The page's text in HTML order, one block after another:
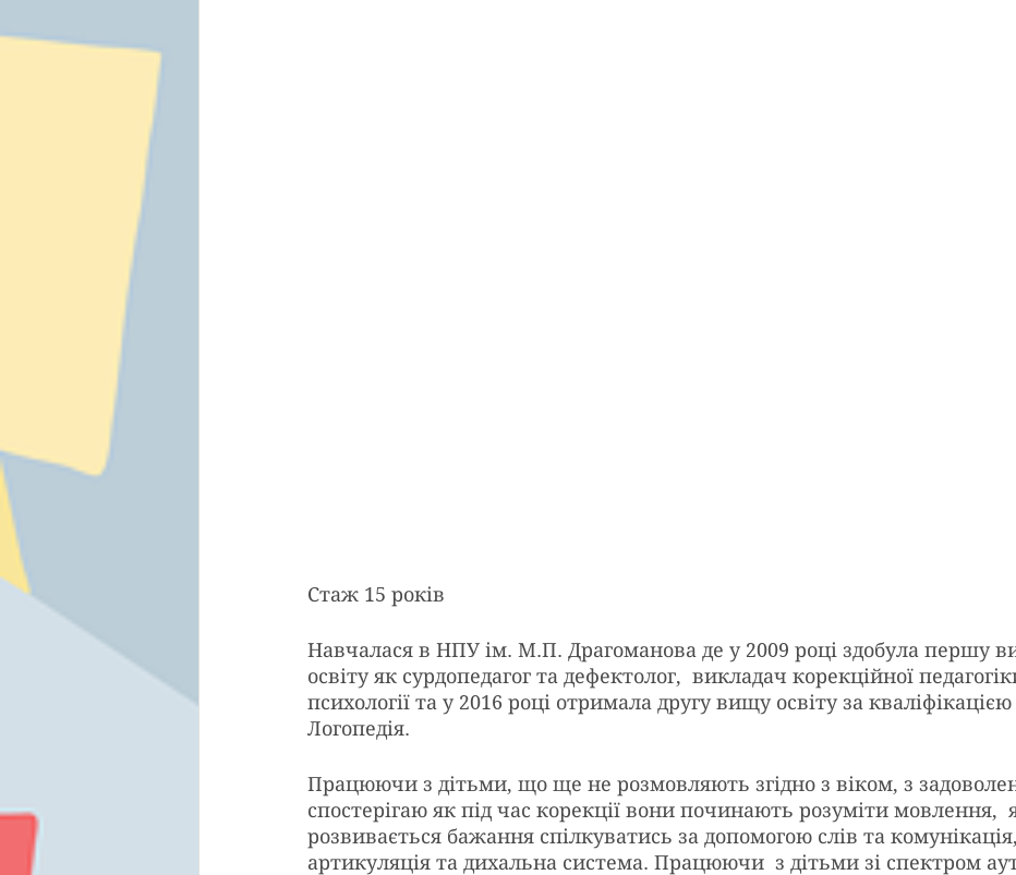
Стаж 15 років
Навчалася в НПУ ім. М.П. Драгоманова де у 2009 році здобула першу
освіту як сурдопедагог та дефектолог,  викладач корекційної
психології та у 2016 році отримала другу вищу освіту за кваліфікацією
Логопедія.
Працюючи з дітьми, що ще не розмовляють згідно з віком, з
спостерігаю як під час корекції вони починають розуміти мовлення,
розвивається бажання спілкуватись за допомогою слів та комунікація,
артикуляція та дихальна система. Працюючи  з дітьми зі спектром